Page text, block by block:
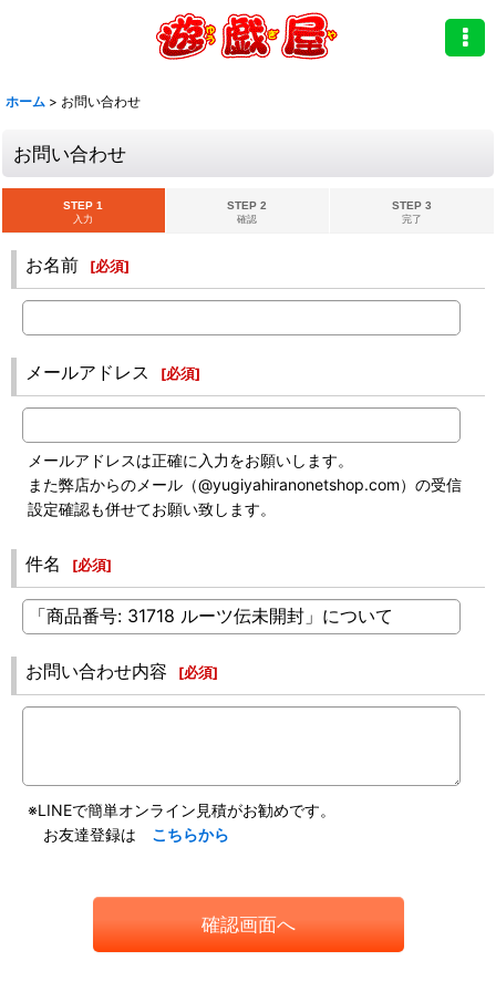
ホーム > お問い合わせ
お問い合わせ
STEP 1
入力
STEP 2
確認
STEP 3
完了
お名前 [必須]
メールアドレス [必須]
メールアドレスは正確に入力をお願いします。
また弊店からのメール（@yugiyahiranonetshop.com）の受信
設定確認も併せてお願い致します。
件名 [必須]
お問い合わせ内容 [必須]
※LINEで簡単オンライン見積がお勧めです。
お友達登録は こちらから
確認画面へ